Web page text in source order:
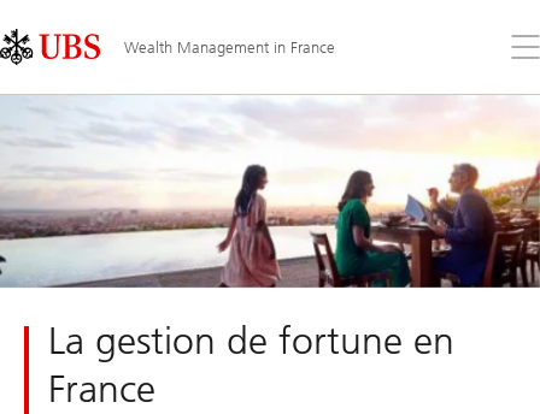
Links
Area
Wealth Management in France
le
La gestion de fortune en
France